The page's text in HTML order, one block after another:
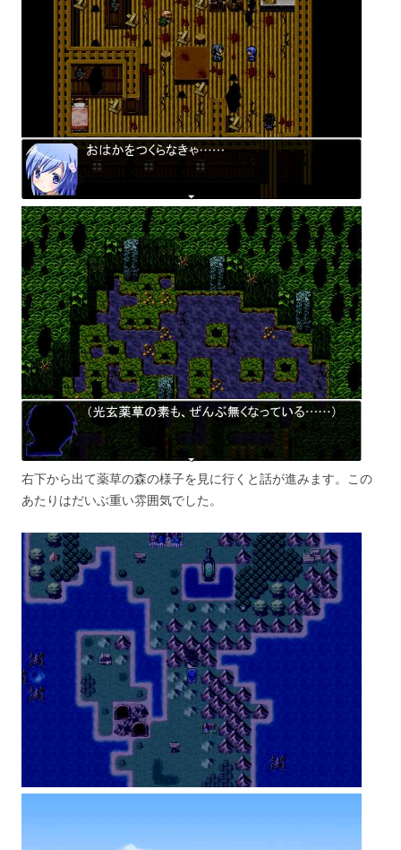
右下から出て薬草の森の様子を見に行くと話が進みます。この
あたりはだいぶ重い雰囲気でした。